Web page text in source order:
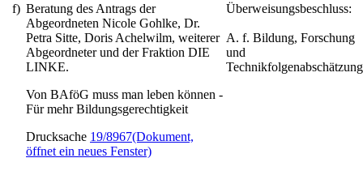
f) Beratung des Antrags der
Abgeordneten Nicole Gohlke, Dr.
Petra Sitte, Doris Achelwilm, weiterer
Abgeordneter und der Fraktion DIE
LINKE.
Von BAföG muss man leben können -
Für mehr Bildungsgerechtigkeit
Drucksache 19/8967(Dokument,
öffnet ein neues Fenster)
Überweisungsbeschluss:
A. f. Bildung, Forschung
und
Technikfolgenabschätzung